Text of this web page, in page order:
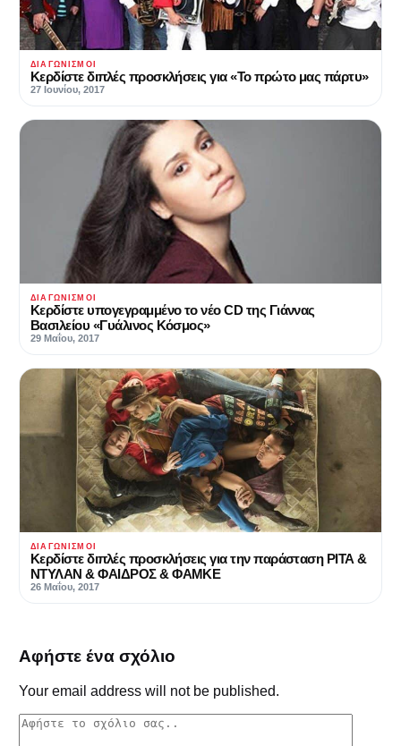
ΔΙΑΓΩΝΙΣΜΟΊ
Κερδίστε διπλές προσκλήσεις για «Το πρώτο μας πάρτυ»
27 Ιουνίου, 2017
ΔΙΑΓΩΝΙΣΜΟΊ
Κερδίστε υπογεγραμμένο το νέο CD της Γιάννας
Βασιλείου «Γυάλινος Κόσμος»
29 Μαΐου, 2017
ΔΙΑΓΩΝΙΣΜΟΊ
Κερδίστε διπλές προσκλήσεις για την παράσταση ΡΙΤΑ &
ΝΤΥΛΑΝ & ΦΑΙΔΡΟΣ & ΦΑΜΚΕ
26 Μαΐου, 2017
Αφήστε ένα σχόλιο
Your email address will not be published.